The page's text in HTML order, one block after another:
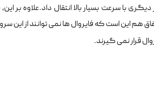
با سرعت بسیار بالا انتقال داد.علاوه بر
هم این است که فایروال ها نمی توانند از این
قرار نمی گیرند.